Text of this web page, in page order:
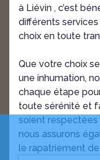
à Liévin , c’est
différents
choix en toute
Que votre choix
une inhumation,
chaque étape
toute sérénité et
soient respectées
nous assurons
le rapatriement